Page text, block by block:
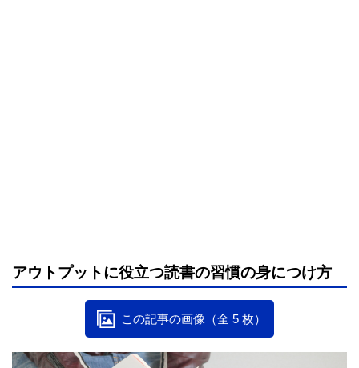
アウトプットに役立つ読書の習慣の身につけ方
この記事の画像（全 5 枚）